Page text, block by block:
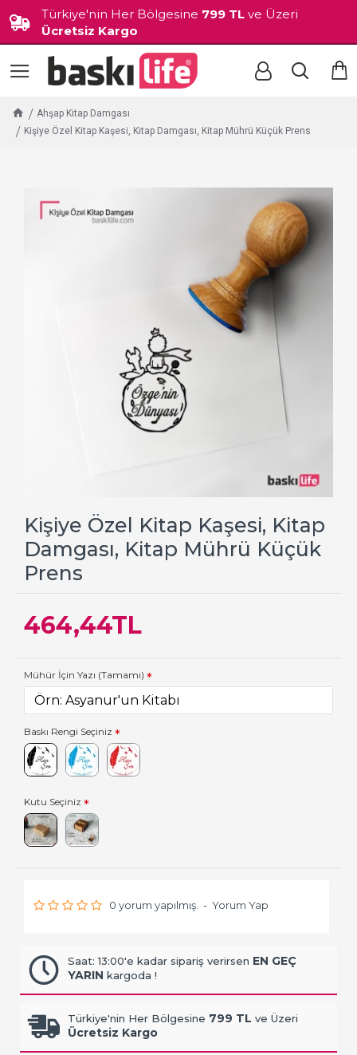
Türkiye'nin Her Bölgesine 799 TL ve Üzeri
Ücretsiz Kargo
Ahşap Kitap Damgası
Kişiye Özel Kitap Kaşesi, Kitap Damgası, Kitap Mührü Küçük Prens
Kişiye Özel Kitap Kaşesi, Kitap
Damgası, Kitap Mührü Küçük
Prens
0 yorum yapılmış. - Yorum Yap
464,44TL
Mühür İçin Yazı (Tamamı)
Baskı Rengi Seçiniz
Kutu Seçiniz
Saat: 13:00'e kadar sipariş verirsen EN GEÇ
YARIN kargoda !
Türkiye'nin Her Bölgesine 799 TL ve Üzeri
Ücretsiz Kargo